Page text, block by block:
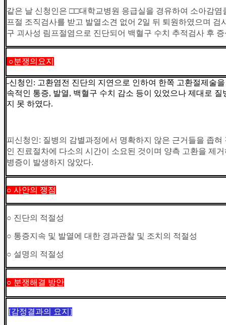
같은 날 신청인은 □□대학교병원 응급실을 경유하여 소아감염
프절 조직검사를 받고 발열소견 없어 2일 뒤 퇴원하였으며 검
구 괴사성 림프절염으로 진단되어 백혈구 수치 추적검사 후
○분쟁의요지
-신청인: 고환염전 진단의 지연으로 인하여 한쪽 고환절제술
속적인 통증, 발열, 백혈구 수치 감소 등이 있었으나 제대로 질
지 못 하였다.
피신청인: 질병의 감별과정에서 명확하지 않은 근거들을 좁혀
인 진료절차에 다소의 시간이 소요된 것이며 양측 고환을 제
병증이 발생하지 않았다.
○ 사안의 쟁점
○ 진단의 적절성
○ 통증지속 및 발열에 대한 경과관찰 및 조치의 적절성
○ 설명의 적절성
○ 분쟁해결 방안
[감정결과의 요지]